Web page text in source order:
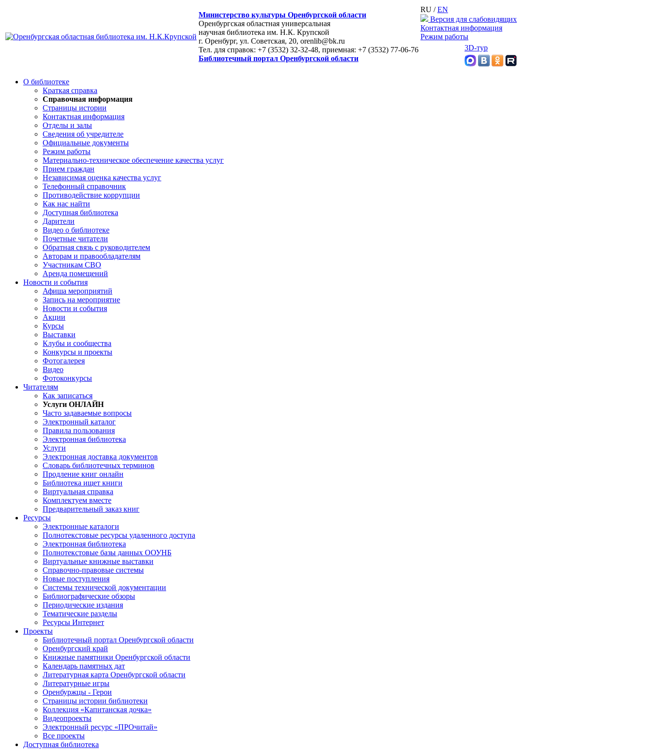
Министерство культуры Оренбургской области
Оренбургская областная универсальная
научная библиотека им. Н.К. Крупской
г. Оренбург, ул. Советская, 20, orenlib@bk.ru
Тел. для справок: +7 (3532) 32-32-48, приемная: +7 (3532) 77-06-76
Библиотечный портал Оренбургской области
RU /EN
Версия для слабовидящих
Контактная информация
Режим работы
3D-тур
О библиотеке
Краткая справка
Справочная информация
Страницы истории
Контактная информация
Отделы и залы
Сведения об учредителе
Официальные документы
Режим работы
Материально-техническое обеспечение качества услуг
Прием граждан
Независимая оценка качества услуг
Телефонный справочник
Противодействие коррупции
Как нас найти
Доступная библиотека
Дарители
Видео о библиотеке
Почетные читатели
Обратная связь с руководителем
Авторам и правообладателям
Участникам СВО
Аренда помещений
Новости и события
Афиша мероприятий
Запись на мероприятие
Новости и события
Акции
Курсы
Выставки
Клубы и сообщества
Конкурсы и проекты
Фотогалерея
Видео
Фотоконкурсы
Читателям
Как записаться
Услуги ОНЛАЙН
Часто задаваемые вопросы
Электронный каталог
Правила пользования
Электронная библиотека
Услуги
Электронная доставка документов
Словарь библиотечных терминов
Продление книг онлайн
Библиотека ищет книги
Виртуальная справка
Комплектуем вместе
Предварительный заказ книг
Ресурсы
Электронные каталоги
Полнотекстовые ресурсы удаленного доступа
Электронная библиотека
Полнотекстовые базы данных ООУНБ
Виртуальные книжные выставки
Справочно-правовые системы
Новые поступления
Cистемы технической документации
Библиографические обзоры
Периодические издания
Тематические разделы
Ресурсы Интернет
Проекты
Библиотечный портал Оренбургской области
Оренбургский край
Книжные памятники Оренбургской области
Календарь памятных дат
Литературная карта Оренбургской области
Литературные игры
Оренбуржцы - Герои
Страницы истории библиотеки
Коллекция «Капитанская дочка»
Видеопроекты
Электронный ресурс «ПРОчитай»
Все проекты
Доступная библиотека